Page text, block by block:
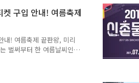
물총축제는 취소하였습니
뭄 해갈에 조금이나마
위해 다양한 노력을 기울
구입 안내! 여름축제
내! 여름축제 끝판왕, 미리
벌써부터 한 여름날씨인
물놀이다!!! 그중에서도
총축제가 곧 여러분을